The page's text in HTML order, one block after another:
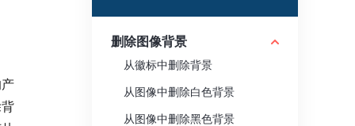
删除图像背景
从徽标中删除背景
从图像中删除白色背景
从图像中删除黑色背景